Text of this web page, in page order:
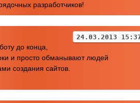
разработчиков!
24.03.2013
до конца,
и просто обманывают людей
создания сайтов.